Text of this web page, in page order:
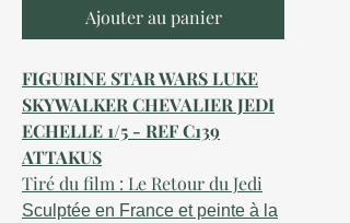
Ajouter au panier
FIGURINE STAR WARS LUKE
SKYWALKER CHEVALIER JEDI
ECHELLE 1/5 - REF C139
ATTAKUS
Tiré du film : Le Retour du Jedi
Sculptée en France et peinte à la